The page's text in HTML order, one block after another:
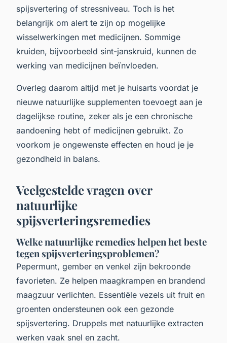
spijsvertering of stressniveau. Toch is het
belangrijk om alert te zijn op mogelijke
wisselwerkingen met medicijnen. Sommige
kruiden, bijvoorbeeld sint-janskruid, kunnen de
werking van medicijnen beïnvloeden.
Overleg daarom altijd met je huisarts voordat je
nieuwe natuurlijke supplementen toevoegt aan je
dagelijkse routine, zeker als je een chronische
aandoening hebt of medicijnen gebruikt. Zo
voorkom je ongewenste effecten en houd je je
gezondheid in balans.
Veelgestelde vragen over
natuurlijke
spijsverteringsremedies
Welke natuurlijke remedies helpen het beste
tegen spijsverteringsproblemen?
Pepermunt, gember en venkel zijn bekroonde
favorieten. Ze helpen maagkrampen en brandend
maagzuur verlichten. Essentiële vezels uit fruit en
groenten ondersteunen ook een gezonde
spijsvertering. Druppels met natuurlijke extracten
werken vaak snel en zacht.